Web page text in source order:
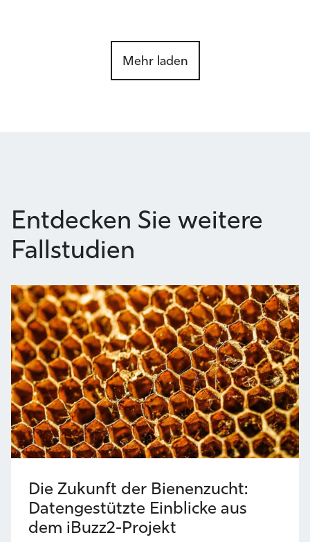
Mehr laden
Entdecken Sie weitere
Fallstudien
Die Zukunft der Bienenzucht:
Datengestützte Einblicke aus
dem iBuzz2-Projekt